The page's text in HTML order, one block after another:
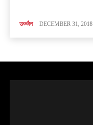
उज्जैन DECEMBER 31, 2018